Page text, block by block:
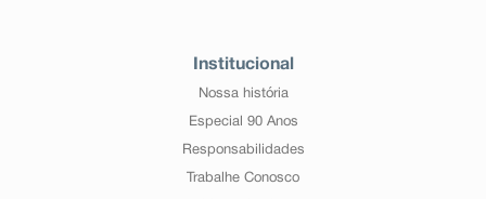
Institucional
Nossa história
Especial 90 Anos
Responsabilidades
Trabalhe Conosco